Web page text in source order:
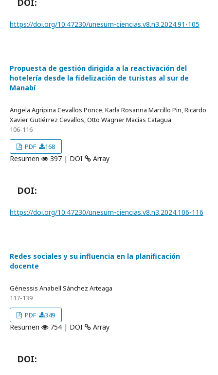
DOI:
https://doi.org/10.47230/unesum-ciencias.v8.n3.2024.91-105
Propuesta de gestión dirigida a la reactivación del
hotelería desde la fidelización de turistas al sur de
Manabí
Angela Agripina Cevallos Ponce, Karla Rosanna Marcillo Pin, Ricardo
Xavier Gutiérrez Cevallos, Otto Wagner Macías Catagua
106-116
PDF
168
Resumen 397 | DOI Array
DOI:
https://doi.org/10.47230/unesum-ciencias.v8.n3.2024.106-116
Redes sociales y su influencia en la planificación
docente
Génessis Anabell Sánchez Arteaga
117-139
PDF
349
Resumen 754 | DOI Array
DOI: